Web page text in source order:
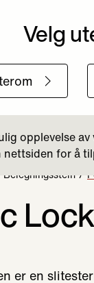
Belegningsstein
er en